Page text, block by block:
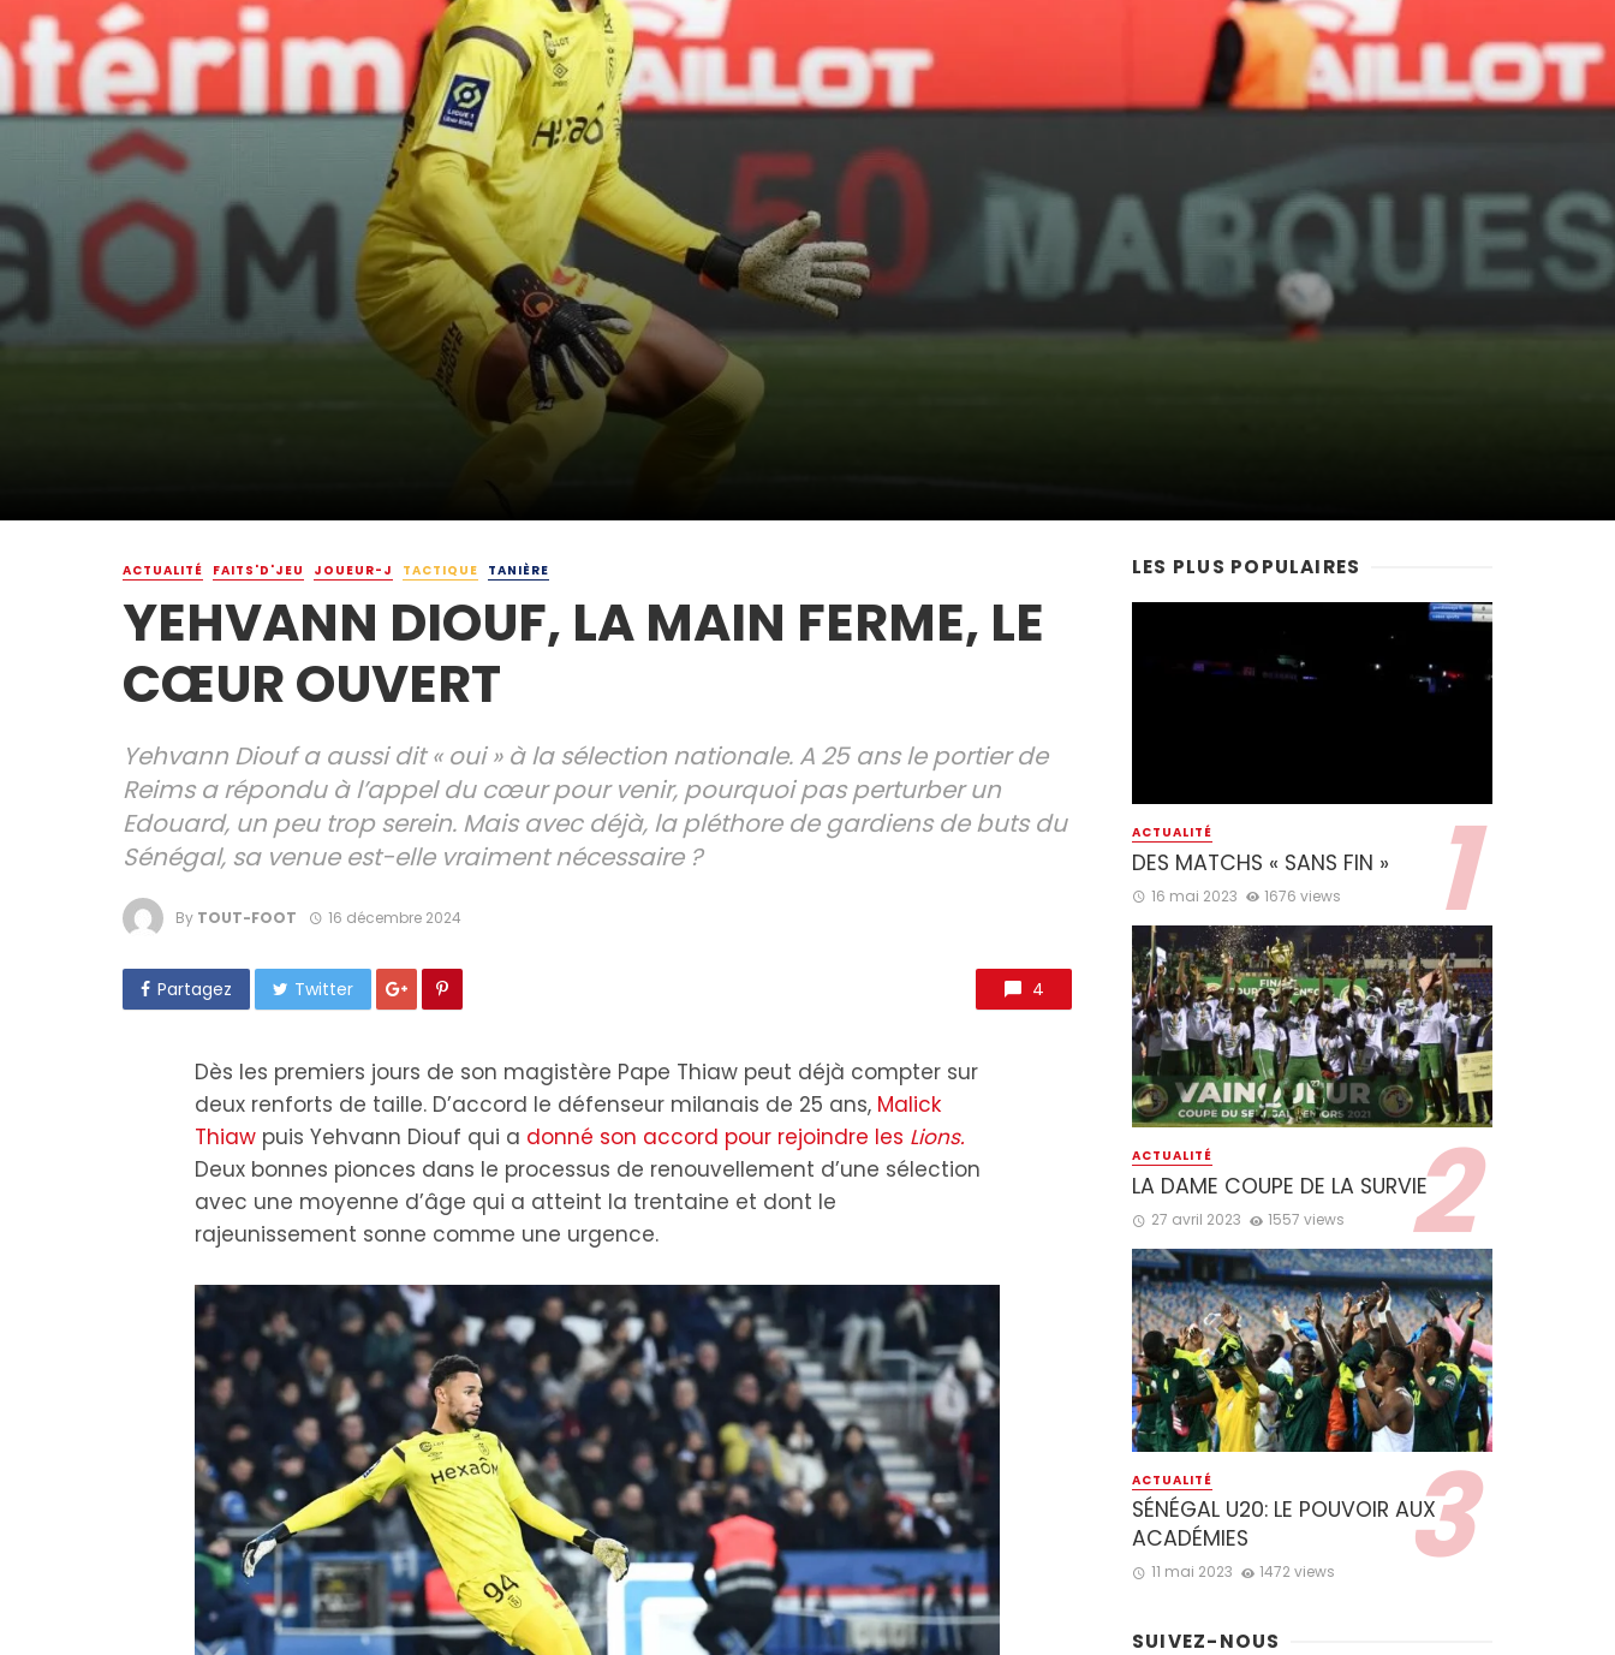
ACTUALITÉ FAITS'D'JEU JOUEUR-J TACTIQUE TANIÈRE
YEHVANN DIOUF, LA MAIN FERME, LE
CŒUR OUVERT
Yehvann Diouf a aussi dit « oui » à la sélection nationale. A 25 ans le portier de
Reims a répondu à l’appel du cœur pour venir, pourquoi pas perturber un
Edouard, un peu trop serein. Mais avec déjà, la pléthore de gardiens de buts du
Sénégal, sa venue est-elle vraiment nécessaire ?
By TOUT-FOOT 16 décembre 2024
Partagez Twitter 4
Dès les premiers jours de son magistère Pape Thiaw peut déjà compter sur
deux renforts de taille. D’accord le défenseur milanais de 25 ans, Malick
Thiaw puis Yehvann Diouf qui a donné son accord pour rejoindre les Lions.
Deux bonnes pionces dans le processus de renouvellement d’une sélection
avec une moyenne d’âge qui a atteint la trentaine et dont le
rajeunissement sonne comme une urgence.
LES PLUS POPULAIRES
ACTUALITÉ
DES MATCHS « SANS FIN »
16 mai 2023 1676 views
ACTUALITÉ
LA DAME COUPE DE LA SURVIE
27 avril 2023 1557 views
ACTUALITÉ
SÉNÉGAL U20: LE POUVOIR AUX
ACADÉMIES
11 mai 2023 1472 views
SUIVEZ-NOUS